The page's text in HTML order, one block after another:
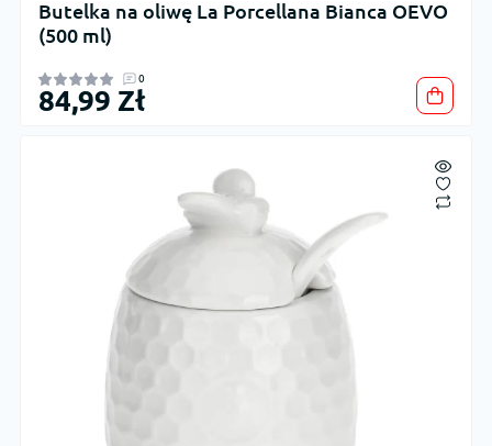
Butelka na oliwę La Porcellana Bianca OEVO
(500 ml)
0
84,99 Zł